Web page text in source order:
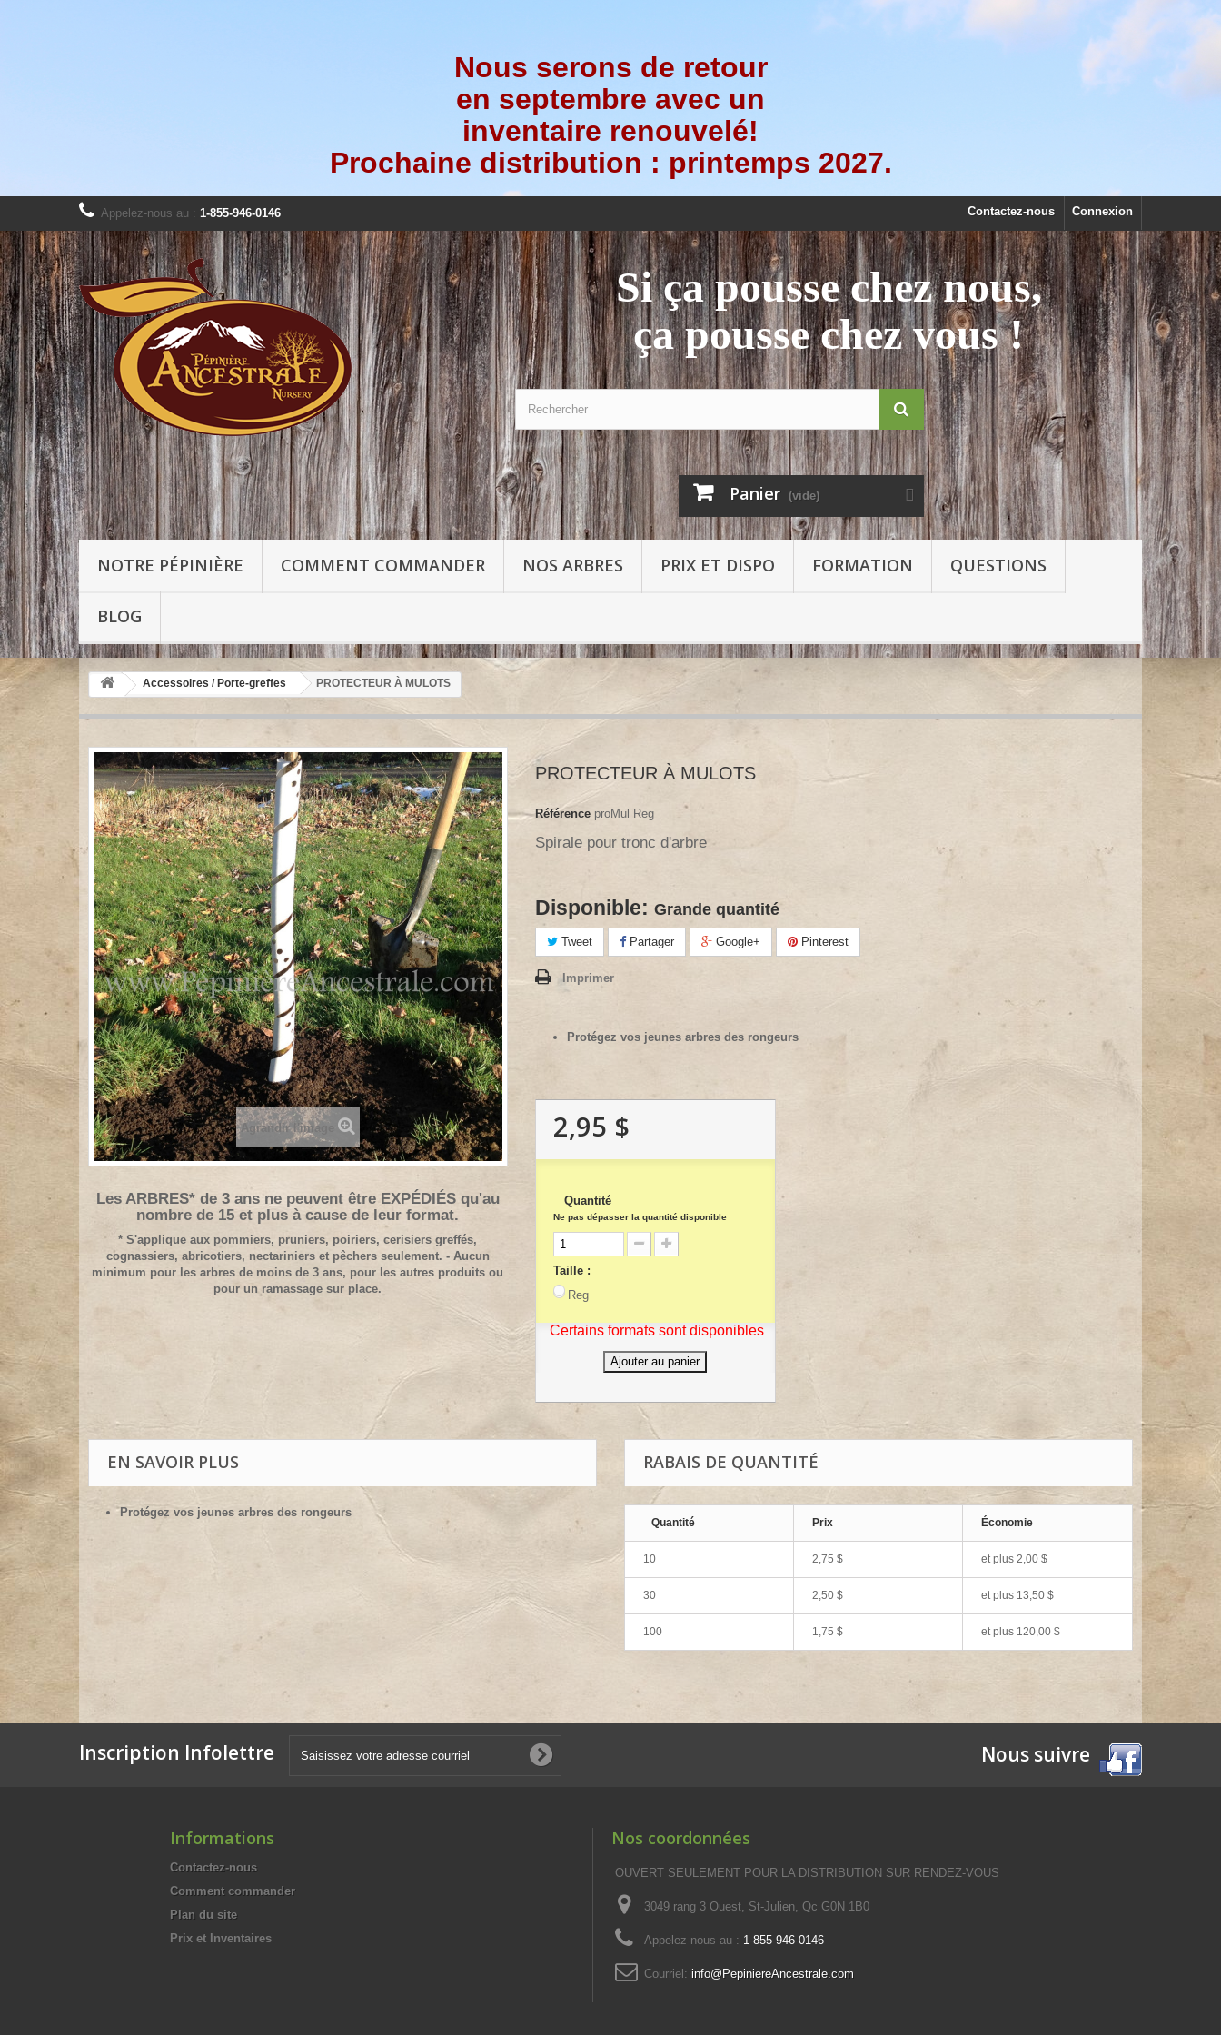
Nous serons de retour
en septembre avec un
inventaire renouvelé!
Prochaine distribution : printemps 2027.
Connexion
Contactez-nous
Appelez-nous au : 1-855-946-0146
Si ça pousse chez nous,
ça pousse chez vous !
Panier (vide)
NOTRE PÉPINIÈRE COMMENT COMMANDER NOS ARBRES PRIX ET DISPO FORMATION QUESTIONS
BLOG
Accessoires / Porte-greffes PROTECTEUR À MULOTS
Agrandir l'image
Les ARBRES* de 3 ans ne peuvent être EXPÉDIÉS qu'au
nombre de 15 et plus à cause de leur format.
* S'applique aux pommiers, pruniers, poiriers, cerisiers greffés,
cognassiers, abricotiers, nectariniers et pêchers seulement. - Aucun
minimum pour les arbres de moins de 3 ans, pour les autres produits ou
pour un ramassage sur place.
PROTECTEUR À MULOTS
Référence proMul Reg
Spirale pour tronc d'arbre
Disponible: Grande quantité
Tweet Partager Google+ Pinterest
Imprimer
Protégez vos jeunes arbres des rongeurs
2,95 $
Quantité
Ne pas dépasser la quantité disponible
Taille :
Reg
Certains formats sont disponibles
Ajouter au panier
EN SAVOIR PLUS
Protégez vos jeunes arbres des rongeurs
RABAIS DE QUANTITÉ
Quantité Prix Économie
10 2,75 $ et plus 2,00 $
30 2,50 $ et plus 13,50 $
100 1,75 $ et plus 120,00 $
Inscription Infolettre Nous suivre
Informations
Contactez-nous
Comment commander
Plan du site
Prix et Inventaires
Nos coordonnées
OUVERT SEULEMENT POUR LA DISTRIBUTION SUR RENDEZ-VOUS
3049 rang 3 Ouest, St-Julien, Qc G0N 1B0
Appelez-nous au : 1-855-946-0146
Courriel: info@PepiniereAncestrale.com